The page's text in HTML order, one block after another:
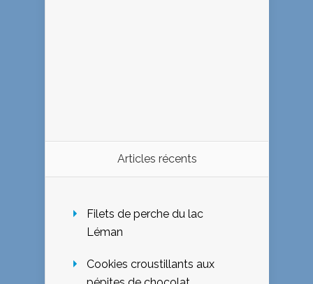
Articles récents
Filets de perche du lac
Léman
Cookies croustillants aux